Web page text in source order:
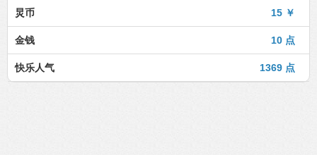
15 ￥
炅币
10 点
金钱
1369 点
快乐人气